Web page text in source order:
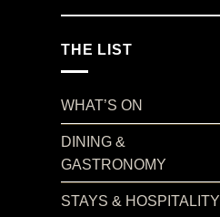
THE LIST
WHAT’S ON
DINING &
GASTRONOMY
STAYS & HOSPITALITY